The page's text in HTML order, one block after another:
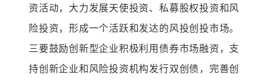
资活动，大力发展天使投资、私募股权投资和风
险投资，形成一个活跃和发达的风投创投市场。
三要鼓励创新型企业积极利用债券市场融资，支
持创新企业和风险投资机构发行双创债，完善创